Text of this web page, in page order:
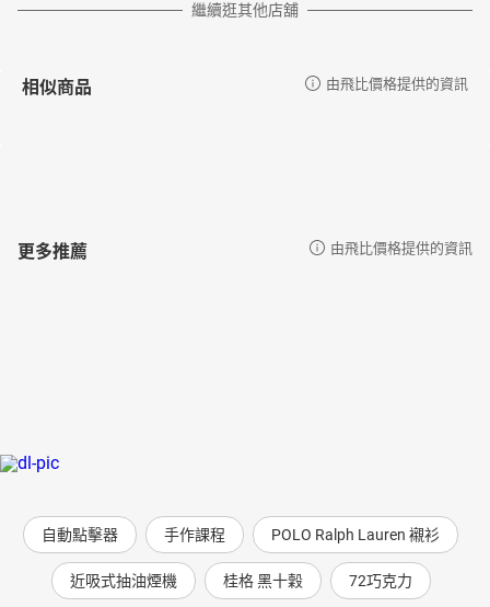
繼續逛其他店舖
相似商品 由飛比價格提供的資訊
更多推薦 由飛比價格提供的資訊
自動點擊器 手作課程 POLO Ralph Lauren 襯衫
近吸式抽油煙機 桂格 黑十穀 72巧克力